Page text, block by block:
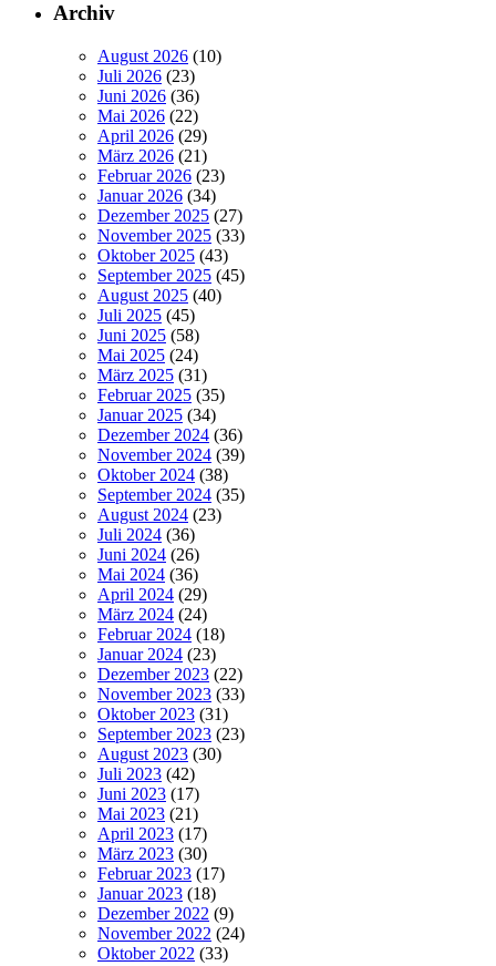
Archiv
August 2026 (10)
Juli 2026 (23)
Juni 2026 (36)
Mai 2026 (22)
April 2026 (29)
März 2026 (21)
Februar 2026 (23)
Januar 2026 (34)
Dezember 2025 (27)
November 2025 (33)
Oktober 2025 (43)
September 2025 (45)
August 2025 (40)
Juli 2025 (45)
Juni 2025 (58)
Mai 2025 (24)
März 2025 (31)
Februar 2025 (35)
Januar 2025 (34)
Dezember 2024 (36)
November 2024 (39)
Oktober 2024 (38)
September 2024 (35)
August 2024 (23)
Juli 2024 (36)
Juni 2024 (26)
Mai 2024 (36)
April 2024 (29)
März 2024 (24)
Februar 2024 (18)
Januar 2024 (23)
Dezember 2023 (22)
November 2023 (33)
Oktober 2023 (31)
September 2023 (23)
August 2023 (30)
Juli 2023 (42)
Juni 2023 (17)
Mai 2023 (21)
April 2023 (17)
März 2023 (30)
Februar 2023 (17)
Januar 2023 (18)
Dezember 2022 (9)
November 2022 (24)
Oktober 2022 (33)